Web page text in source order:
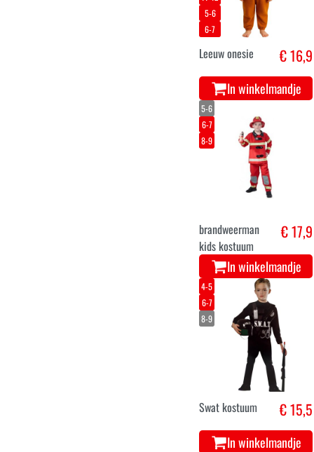
5-6
6-7
Leeuw onesie € 16,9
In winkelmandje
5-6
6-7
8-9
brandweerman
kids kostuum
€ 17,9
In winkelmandje
4-5
6-7
8-9
Swat kostuum € 15,5
In winkelmandje